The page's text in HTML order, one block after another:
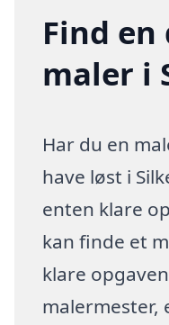
Find
maler i
Har du en
have løst i
enten klare
kan finde et
klare
malermester,